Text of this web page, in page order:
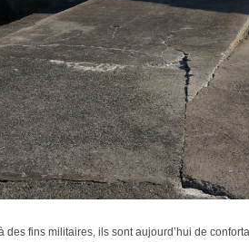
fins militaires, ils sont aujourd’hui de